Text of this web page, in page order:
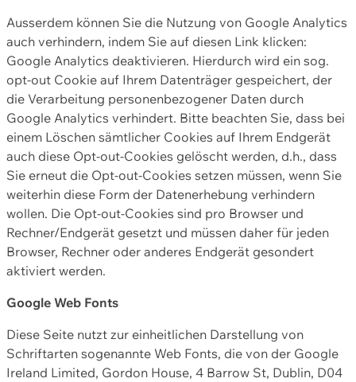
Ausserdem können Sie die Nutzung von Google Analytics
auch verhindern, indem Sie auf diesen Link klicken:
Google Analytics deaktivieren. Hierdurch wird ein sog.
opt-out Cookie auf Ihrem Datenträger gespeichert, der
die Verarbeitung personenbezogener Daten durch
Google Analytics verhindert. Bitte beachten Sie, dass bei
einem Löschen sämtlicher Cookies auf Ihrem Endgerät
auch diese Opt-out-Cookies gelöscht werden, d.h., dass
Sie erneut die Opt-out-Cookies setzen müssen, wenn Sie
weiterhin diese Form der Datenerhebung verhindern
wollen. Die Opt-out-Cookies sind pro Browser und
Rechner/Endgerät gesetzt und müssen daher für jeden
Browser, Rechner oder anderes Endgerät gesondert
aktiviert werden.
Google Web Fonts
Diese Seite nutzt zur einheitlichen Darstellung von
Schriftarten sogenannte Web Fonts, die von der Google
Ireland Limited, Gordon House, 4 Barrow St, Dublin, D04